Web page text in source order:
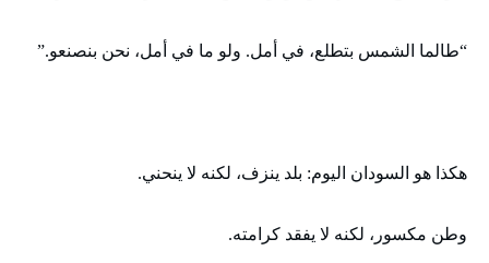
“طالما الشمس بتطلع، في أمل. ولو ما في أمل، نحن بنصنعو.”
هكذا هو السودان اليوم: بلد ينزف، لكنه لا ينحني.
وطن مكسور، لكنه لا يفقد كرامته.